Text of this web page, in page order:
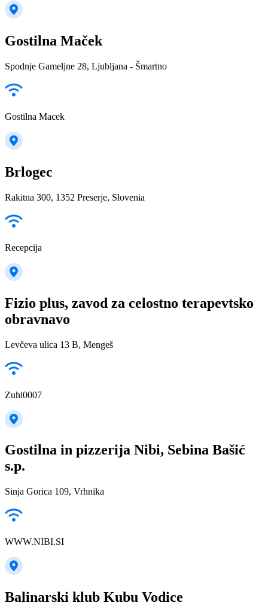
Gostilna Maček
Spodnje Gameljne 28, Ljubljana - Šmartno
Gostilna Macek
Brlogec
Rakitna 300, 1352 Preserje, Slovenia
Recepcija
Fizio plus, zavod za celostno terapevtsko
obravnavo
Levčeva ulica 13 B, Mengeš
Zuhi0007
Gostilna in pizzerija Nibi, Sebina Bašić
s.p.
Sinja Gorica 109, Vrhnika
WWW.NIBI.SI
Balinarski klub Kubu Vodice